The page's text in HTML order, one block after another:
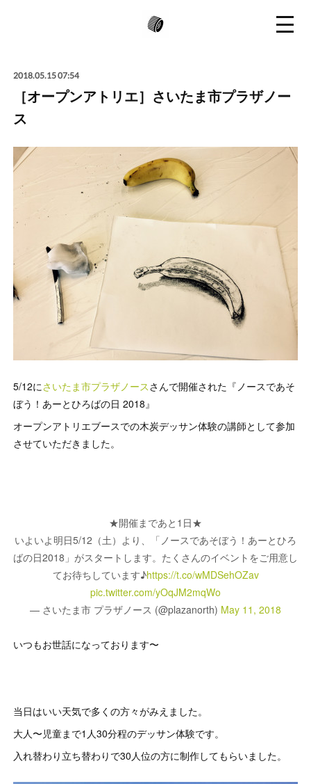
2018.05.15 07:54
［オープンアトリエ］さいたま市プラザノー
ス
5/12にさいたま市プラザノースさんで開催された『ノースであそ
ぼう！あーとひろばの日 2018』
オープンアトリエブースでの木炭デッサン体験の講師として参加
させていただきました。
★開催まであと1日★
いよいよ明日5/12（土）より、「ノースであそぼう！あーとひろ
ばの日2018」がスタートします。たくさんのイベントをご用意し
てお待ちしています♪https://t.co/wMDSehOZav
pic.twitter.com/yOqJM2mqWo
— さいたま市 プラザノース (@plazanorth) May 11, 2018
いつもお世話になっております〜
当日はいい天気で多くの方々がみえました。
大人〜児童まで1人30分程のデッサン体験です。
入れ替わり立ち替わりで30人位の方に制作してもらいました。